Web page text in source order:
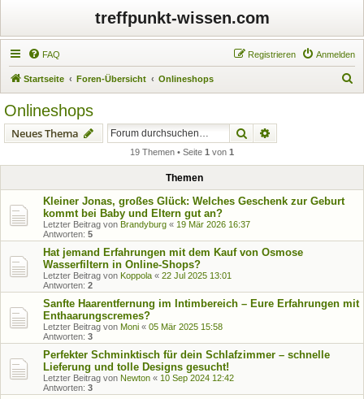
treffpunkt-wissen.com
FAQ Anmelden
Registrieren
Startseite Foren-Übersicht Onlineshops
Onlineshops
Neues Thema Suche
19 Themen • Seite 1 von 1
Themen
Kleiner Jonas, großes Glück: Welches Geschenk zur Geburt
kommt bei Baby und Eltern gut an?
Letzter Beitrag von Brandyburg « 19 Mär 2026 16:37
Antworten: 5
Hat jemand Erfahrungen mit dem Kauf von Osmose
Wasserfiltern in Online-Shops?
Letzter Beitrag von Koppola « 22 Jul 2025 13:01
Antworten: 2
Sanfte Haarentfernung im Intimbereich – Eure Erfahrungen mit
Enthaarungscremes?
Letzter Beitrag von Moni « 05 Mär 2025 15:58
Antworten: 3
Perfekter Schminktisch für dein Schlafzimmer – schnelle
Lieferung und tolle Designs gesucht!
Letzter Beitrag von Newton « 10 Sep 2024 12:42
Antworten: 3